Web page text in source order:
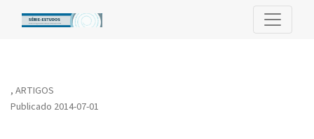
Avaliação e educação no Brasil: avanços e retrocessos
,ARTIGOS
Publicado 2014-07-01